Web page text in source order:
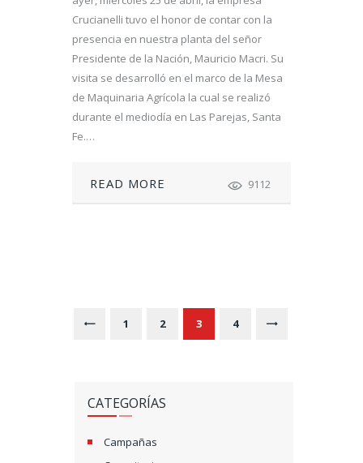
Crucianelli tuvo el honor de contar con la
presencia en nuestra planta del señor
Presidente de la Nación, Mauricio Macri. Su
visita se desarrolló en el marco de la Mesa
de Maquinaria Agrícola la cual se realizó
durante el mediodía en Las Parejas, Santa
Fe.…
READ MORE 9112
V
G
A
Ç
<
PAGE
1 PAGE
2 PAGE
3 PAGE
4
CATEGORÍAS
Campañas